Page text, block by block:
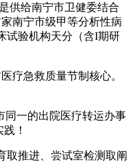
供给南宁市卫健委结合
南宁市级甲等分析性病
试验机构天分（含I期研
疗急救质量节制核心。
一的出院医疗转运办事
！
推进、尝试室检测取阐